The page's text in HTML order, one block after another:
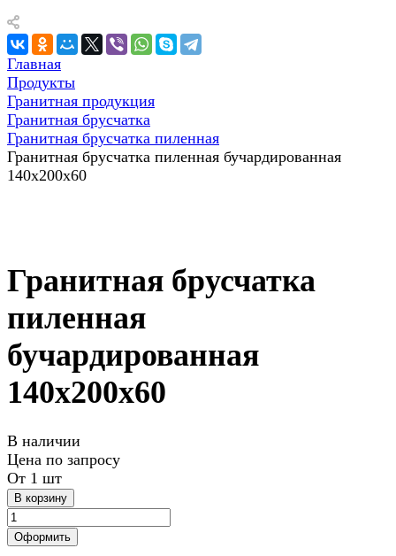
Главная
Продукты
Гранитная продукция
Гранитная брусчатка
Гранитная брусчатка пиленная
Гранитная брусчатка пиленная бучардированная
140х200х60
Гранитная брусчатка
пиленная
бучардированная
140х200х60
В наличии
Цена по запросу
От 1 шт
В корзину
Оформить